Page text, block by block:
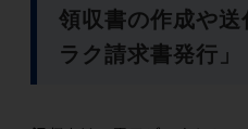
領収書の作成や送
ラク請求書発行」